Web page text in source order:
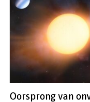
Oorsprong van